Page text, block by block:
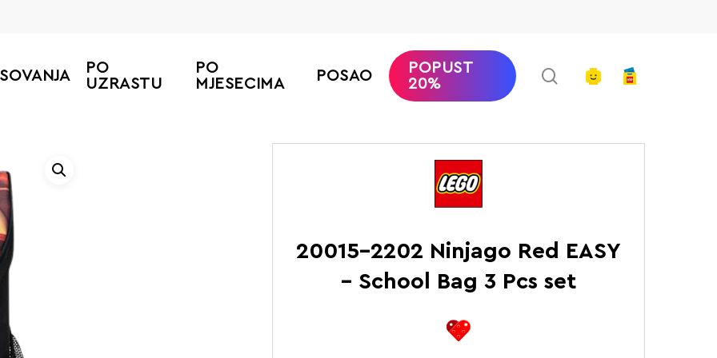
PO
UZRASTU
PO
MJESECIMA
POSAO
POPUST
20%
searchaccount
20015-2202 Ninjago Red EASY
– School Bag 3 Pcs set